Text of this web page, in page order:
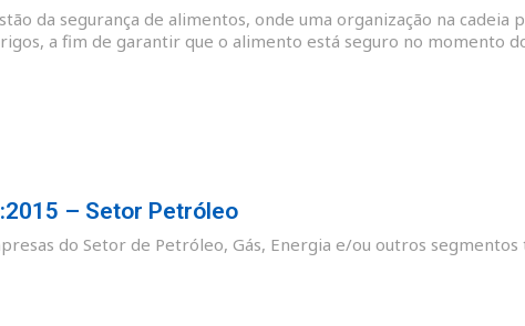
da segurança de alimentos, onde uma organização na cadeia
a fim de garantir que o alimento está seguro no momento
– Setor Petróleo
do Setor de Petróleo, Gás, Energia e/ou outros segmentos